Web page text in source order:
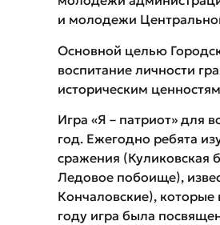
и молодежи
Основной целью
воспитание личности
историческим
Игра «Я – патриот» для
год. Ежегодно ребята
сражения (Куликовская
Ледовое побоище),
Кончаловские), которые
году игра была